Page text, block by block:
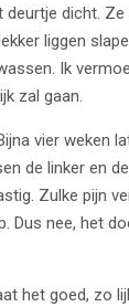
deurtje dicht.
liggen
Ik
zal gaan.
vier weken
de linker en
Zulke pijn
Dus nee, het
het goed, zo